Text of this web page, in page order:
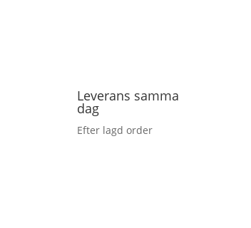
Leverans samma
dag
Efter lagd order